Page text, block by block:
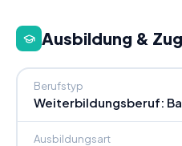
Ausbildung &
Berufstyp
Weiterbildungsberuf:
Ausbildungsart